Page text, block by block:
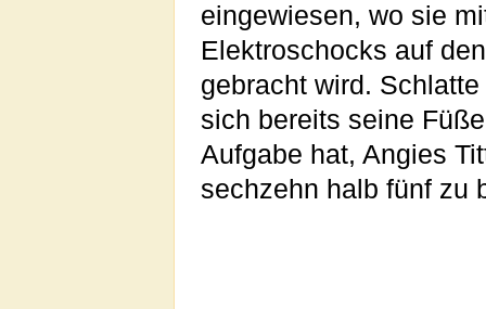
eingewiesen, wo sie
Elektroschocks auf
gebracht wird.
sich bereits seine
Aufgabe hat, Angies
sechzehn halb fünf zu